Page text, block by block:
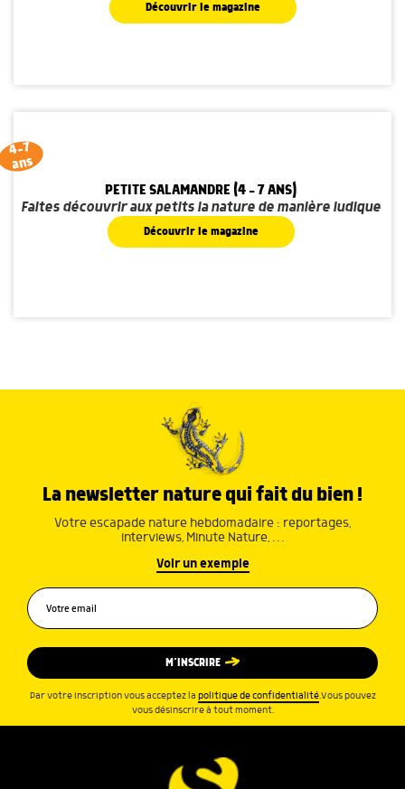
Découvrir le magazine
4-7
ans
PETITE SALAMANDRE (4 - 7 ANS)
Faites découvrir aux petits la nature de manière ludique
Découvrir le magazine
La newsletter nature qui fait du bien !
Votre escapade nature hebdomadaire : reportages,
interviews, Minute Nature, …
Voir un exemple
M’INSCRIRE
Par votre inscription vous acceptez la politique de confidentialité.Vous pouvez
vous désinscrire à tout moment.